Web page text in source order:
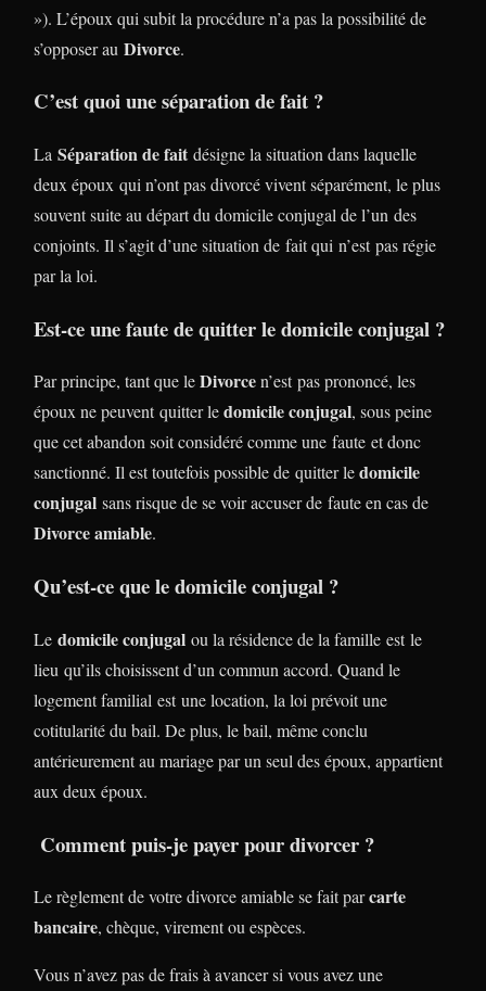
»). L’époux qui subit la procédure n’a pas la possibilité de
s’opposer au Divorce.
C’est quoi une séparation de fait ?
La Séparation de fait désigne la situation dans laquelle
deux époux qui n’ont pas divorcé vivent séparément, le plus
souvent suite au départ du domicile conjugal de l’un des
conjoints. Il s’agit d’une situation de fait qui n’est pas régie
par la loi.
Est-ce une faute de quitter le domicile conjugal ?
Par principe, tant que leDivorcen’est pas prononcé, les
époux ne peuvent quitter ledomicile conjugal, sous peine
que cet abandon soit considéré comme une faute et donc
sanctionné. Il est toutefois possible de quitter ledomicile
conjugal sans risque de se voir accuser de faute en cas de
Divorce amiable.
Qu’est-ce que le domicile conjugal ?
Le domicile conjugal ou la résidence de la famille est le
lieu qu’ils choisissent d’un commun accord. Quand le
logement familial est une location, la loi prévoit une
cotitularité du bail. De plus, le bail, même conclu
antérieurement au mariage par un seul des époux, appartient
aux deux époux.
Comment puis-je payer pour divorcer ?
Le règlement de votre divorce amiable se fait parcarte
bancaire, chèque, virement ou espèces.
Vous n’avez pas de frais à avancer si vous avez une